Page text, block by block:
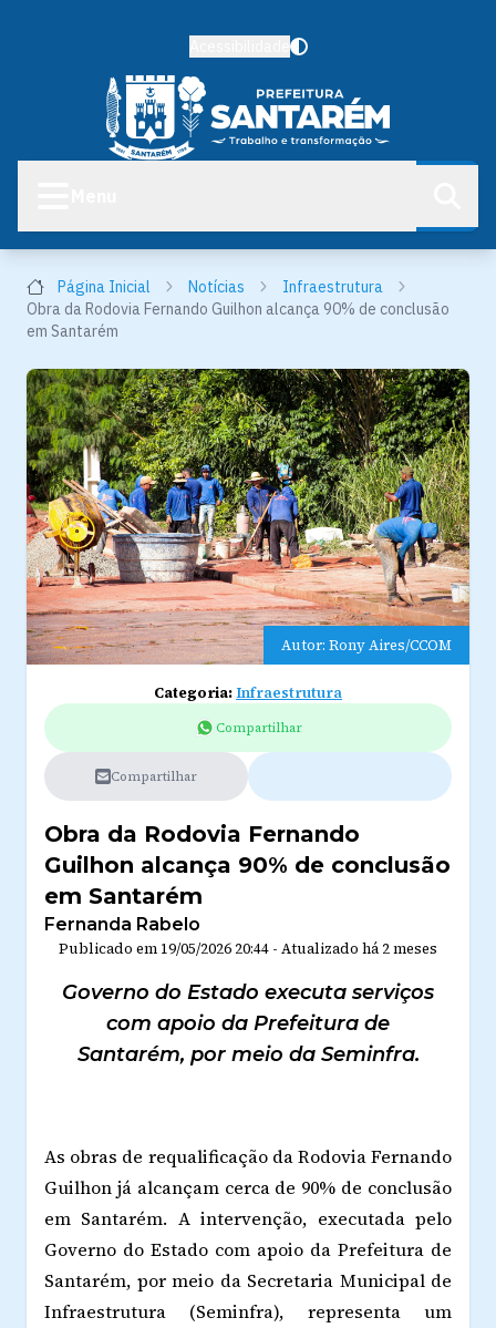
Página Inicial Notícias
Infraestrutura
Obra da Rodovia Fernando Guilhon alcança 90% de conclusão
em Santarém
Autor: Rony Aires/CCOM
Categoria:Infraestrutura
Compartilhar
Compartilhar
Obra da Rodovia Fernando
Guilhon alcança 90% de conclusão
em Santarém
Fernanda Rabelo
Publicado em 19/05/2026 20:44 - Atualizado há 2 meses
Governo do Estado executa serviços
com apoio da Prefeitura de
Santarém, por meio da Seminfra.
As obras de requalificação da Rodovia Fernando
Guilhon já alcançam cerca de 90% de conclusão
em Santarém. A intervenção, executada pelo
Governo do Estado com apoio da Prefeitura de
Santarém, por meio da Secretaria Municipal de
Infraestrutura (Seminfra), representa um